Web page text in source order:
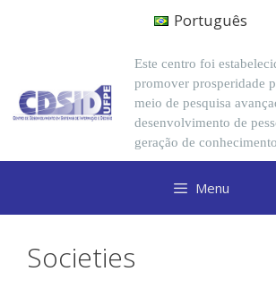
Português
Este centro foi
promover prosperidade
meio de pesquisa
desenvolvimento de
geração de
Menu
Societies